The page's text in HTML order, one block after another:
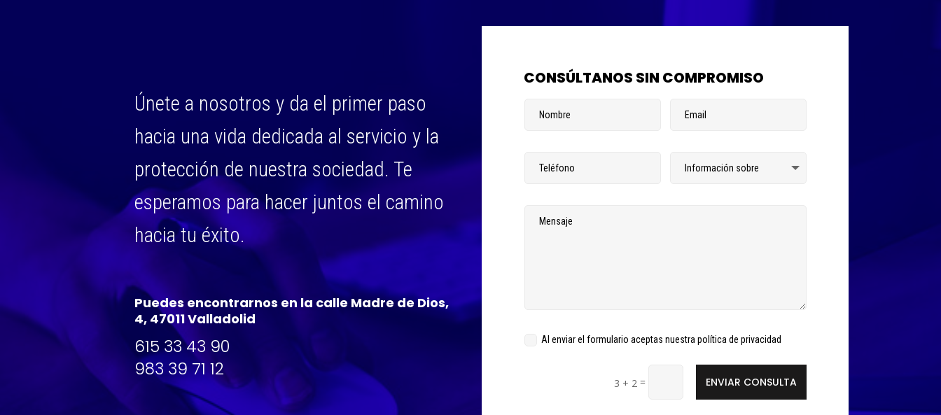
Únete a nosotros y da el primer paso
hacia una vida dedicada al servicio y la
protección de nuestra sociedad. Te
esperamos para hacer juntos el camino
hacia tu éxito.
Puedes encontrarnos en la calle Madre de Dios,
4, 47011 Valladolid
615 33 43 90
983 39 71 12
CONSÚLTANOS SIN COMPROMISO
Al enviar el formulario aceptas nuestra política de privacidad
3 + 2 = ENVIAR CONSULTA